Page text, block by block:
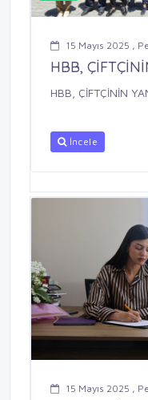
15 Mayıs 2025 ,
HBB,
HBB, ÇİFTÇİNİN
İncele
15 Mayıs 2025 ,